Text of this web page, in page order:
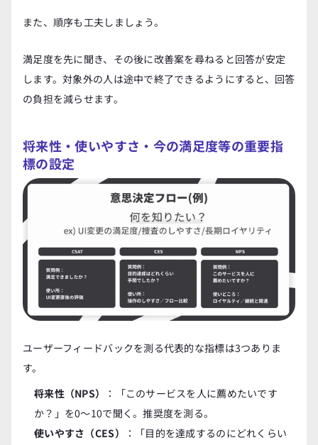
また、順序も工夫しましょう。
満足度を先に聞き、その後に改善案を尋ねると回答が安定
します。対象外の人は途中で終了できるようにすると、回答
の負担を減らせます。
将来性・使いやすさ・今の満足度等の重要指
標の設定
ユーザーフィードバックを測る代表的な指標は3つありま
す。
将来性（NPS）
：「このサービスを人に薦めたいです
か？」を0〜10で聞く。推奨度を測る。
使いやすさ（CES）
：「目的を達成するのにどれくらい